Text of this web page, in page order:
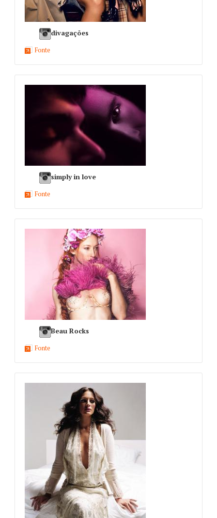
divagações
Fonte
simply in love
Fonte
Beau Rocks
Fonte